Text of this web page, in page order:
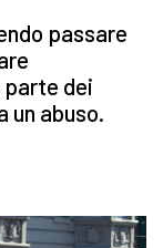
passare
parte dei
abuso.